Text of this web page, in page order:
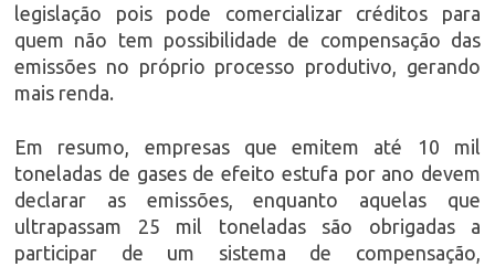
legislação pois pode comercializar créditos para
quem não tem possibilidade de compensação das
emissões no próprio processo produtivo, gerando
mais renda.
Em resumo, empresas que emitem até 10 mil
toneladas de gases de efeito estufa por ano devem
declarar as emissões, enquanto aquelas que
ultrapassam 25 mil toneladas são obrigadas a
participar de um sistema de compensação,